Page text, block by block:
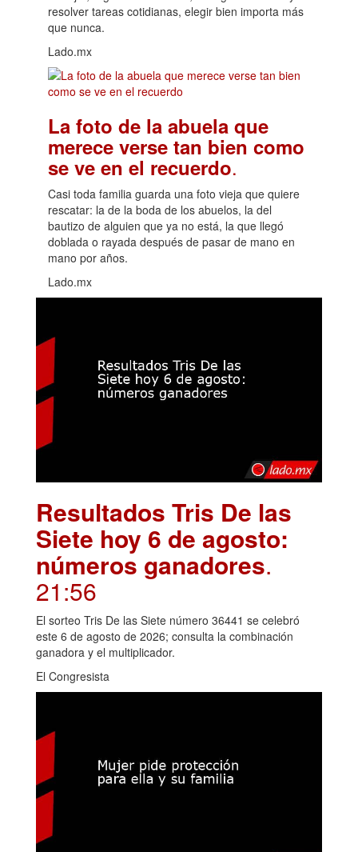
resolver tareas cotidianas, elegir bien importa más
que nunca.
Lado.mx
La foto de la abuela que
merece verse tan bien como
se ve en el recuerdo.
Casi toda familia guarda una foto vieja que quiere
rescatar: la de la boda de los abuelos, la del
bautizo de alguien que ya no está, la que llegó
doblada o rayada después de pasar de mano en
mano por años.
Lado.mx
Resultados Tris De las
Siete hoy 6 de agosto:
números ganadores.
21:56
El sorteo Tris De las Siete número 36441 se celebró
este 6 de agosto de 2026; consulta la combinación
ganadora y el multiplicador.
El Congresista